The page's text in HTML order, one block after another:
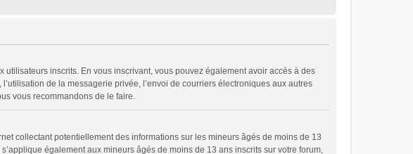
utilisateurs inscrits. En vous inscrivant, vous pouvez également avoir accès à des
de la messagerie privée, l’envoi de courriers électroniques aux autres
vous recommandons de le faire.
collectant potentiellement des informations sur les mineurs âgés de moins de 13
également aux mineurs âgés de moins de 13 ans inscrits sur votre forum,